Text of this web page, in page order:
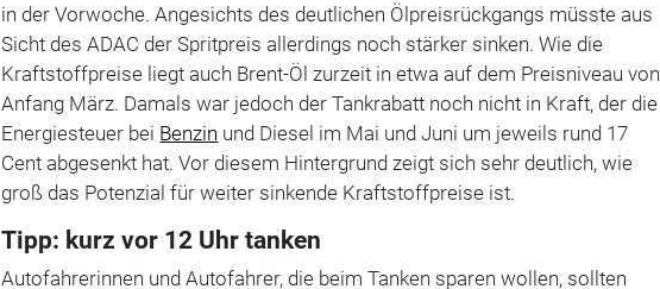
in der Vorwoche. Angesichts des deutlichen Ölpreisrückgangs müsste aus
Sicht des ADAC der Spritpreis allerdings noch stärker sinken. Wie die
Kraftstoffpreise liegt auch Brent-Öl zurzeit in etwa auf dem Preisniveau von
Anfang März. Damals war jedoch der Tankrabatt noch nicht in Kraft, der die
Energiesteuer bei Benzin und Diesel im Mai und Juni um jeweils rund 17
Cent abgesenkt hat. Vor diesem Hintergrund zeigt sich sehr deutlich, wie
groß das Potenzial für weiter sinkende Kraftstoffpreise ist.
Tipp: kurz vor 12 Uhr tanken
Autofahrerinnen und Autofahrer, die beim Tanken sparen wollen, sollten